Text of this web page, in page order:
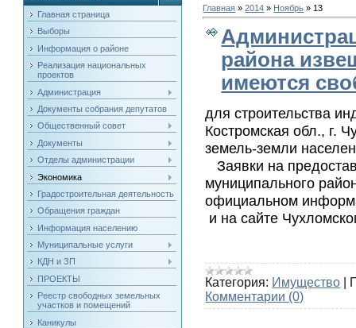
Главная страница
Выборы
Информация о районе
Реализация национальных
проектов
Администрация
Документы собрания депутатов
Общественный совет
Документы
Отделы администрации
Экономика
Градостроительная деятельность
Обращения граждан
Информация населению
Муниципальные услуги
КДН и ЗП
ПРОЕКТЫ
Реестр свободных земельных
участков и помещений
Каникулы
Главная »2014 » Ноябрь » 13
района
имеются
для строительства
Костромская обл., г.
земель-земли
Заявки на
муниципального
официальном
и на сайте
Категория: Имущество
Комментарии (0)